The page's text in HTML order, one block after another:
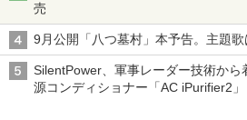
売
9月公開「八つ墓村」本予告。主題
SilentPower、軍事レーダー技術から
源コンディショナー「AC iPurifier2」